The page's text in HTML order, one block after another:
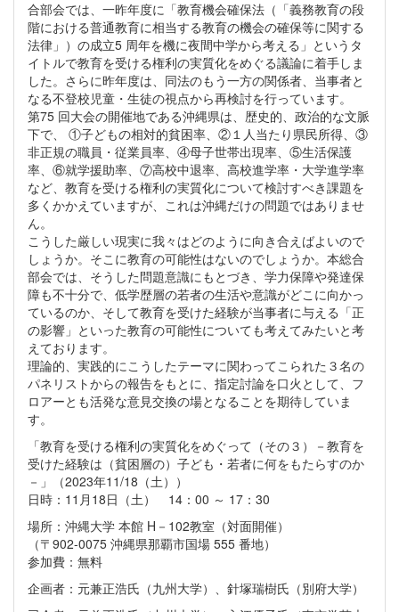
合部会では、一昨年度に「教育機会確保法（「義務教育の段
階における普通教育に相当する教育の機会の確保等に関する
法律」）の成立5 周年を機に夜間中学から考える」というタ
イトルで教育を受ける権利の実質化をめぐる議論に着手しま
した。さらに昨年度は、同法のもう一方の関係者、当事者と
なる不登校児童・生徒の視点から再検討を行っています。
第75 回大会の開催地である沖縄県は、歴史的、政治的な文脈
下で、 ①子どもの相対的貧困率、②１人当たり県民所得、③
非正規の職員・従業員率、④母子世帯出現率、⑤生活保護
率、⑥就学援助率、⑦高校中退率、高校進学率・大学進学率
など、教育を受ける権利の実質化について検討すべき課題を
多くかかえていますが、これは沖縄だけの問題ではありませ
ん。
こうした厳しい現実に我々はどのように向き合えばよいので
しょうか。そこに教育の可能性はないのでしょうか。本総合
部会では、そうした問題意識にもとづき、学力保障や発達保
障も不十分で、低学歴層の若者の生活や意識がどこに向かっ
ているのか、そして教育を受けた経験が当事者に与える「正
の影響」といった教育の可能性についても考えてみたいと考
えております。
理論的、実践的にこうしたテーマに関わってこられた３名の
パネリストからの報告をもとに、指定討論を口火として、フ
ロアーとも活発な意見交換の場となることを期待していま
す。
「教育を受ける権利の実質化をめぐって（その３）－教育を
受けた経験は（貧困層の）子ども・若者に何をもたらすのか
－」（2023年11/18（土））
日時：11月18日（土） 14：00 ～ 17：30
場所：沖縄大学 本館 H－102教室（対面開催）
（〒902-0075 沖縄県那覇市国場 555 番地）
参加費：無料
企画者：元兼正浩氏（九州大学）、針塚瑞樹氏（別府大学）